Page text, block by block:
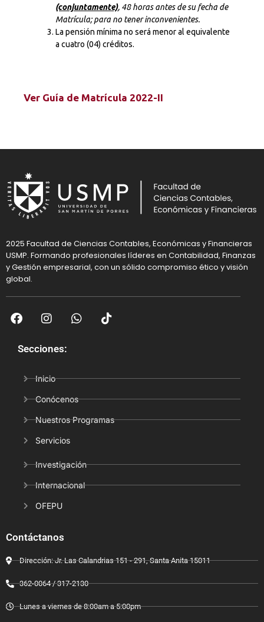
(conjuntamente), 48 horas antes de su fecha de
Matrícula; para no tener inconvenientes.
La pensión mínima no será menor al equivalente
a cuatro (04) créditos.
Ver Guía de Matrícula 2022-II
2025 Facultad de Ciencias Contables, Económicas y Financieras
USMP. Formando profesionales líderes en Contabilidad, Finanzas
y Gestión empresarial, con un sólido compromiso ético y visión
global.
Secciones:
Inicio
Conócenos
Nuestros Programas
Servicios
Investigación
Internacional
OFEPU
Contáctanos
Dirección: Jr. Las Calandrias 151 - 291, Santa Anita 15011
362-0064 / 317-2130
Lunes a viernes de 8:00am a 5:00pm